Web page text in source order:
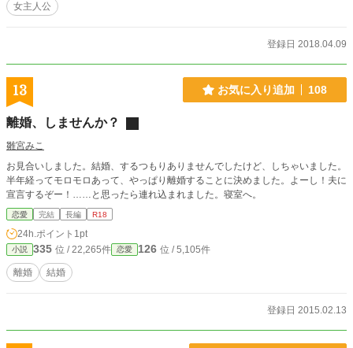
女主人公
登録日 2018.04.09
13 お気に入り追加 108
離婚、しませんか？
雛宮みこ
お見合いしました。結婚、するつもりありませんでしたけど、しちゃいました。
半年経ってモロモロあって、やっぱり離婚することに決めました。よーし！夫に
宣言するぞー！……と思ったら連れ込まれました。寝室へ。
恋愛 完結 長編 R18
24h.ポイント 1pt
小説 335 位 / 22,265件 恋愛 126 位 / 5,105件
離婚 結婚
登録日 2015.02.13